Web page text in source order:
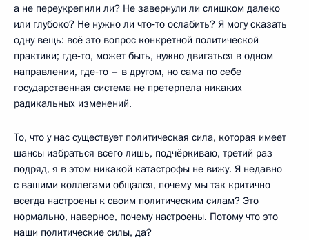
а не переукрепили ли? Не завернули ли слишком далеко
или глубоко? Не нужно ли что‑то ослабить? Я могу сказать
одну вещь: всё это вопрос конкретной политической
практики; где‑то, может быть, нужно двигаться в одном
направлении, где‑то – в другом, но сама по себе
государственная система не претерпела никаких
радикальных изменений.
То, что у нас существует политическая сила, которая имеет
шансы избраться всего лишь, подчёркиваю, третий раз
подряд, я в этом никакой катастрофы не вижу. Я недавно
с вашими коллегами общался, почему мы так критично
всегда настроены к своим политическим силам? Это
нормально, наверное, почему настроены. Потому что это
наши политические силы, да?